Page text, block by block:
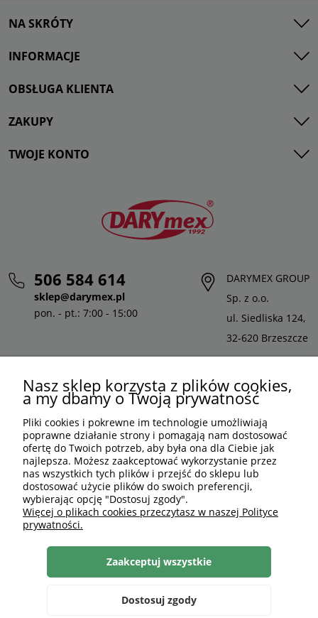
NA SKRÓTY
INFORMACJE
OBSŁUGA KLIENTA
ZAKUPY
TWOJE KONTO
506 584 614
sklep@darymex.pl
pon. - pt.: 7:00 - 15:00
DARYMEX GROUP
Sp. z o.o.
ul. Siedliska 124,
32-620 Brzeszcze
PLN PL
Nasz sklep korzysta z plików cookies,
a my dbamy o Twoją prywatność
Pliki cookies i pokrewne im technologie umożliwiają
poprawne działanie strony i pomagają nam dostosować
ofertę do Twoich potrzeb, aby była ona dla Ciebie jak
najlepsza. Możesz zaakceptować wykorzystanie przez
nas wszystkich tych plików i przejść do sklepu lub
dostosować użycie plików do swoich preferencji,
wybierając opcję "Dostosuj zgody".
Więcej o plikach cookies przeczytasz w naszej Polityce
prywatności.
Dostosuj zgody
Zaakceptuj wszystkie